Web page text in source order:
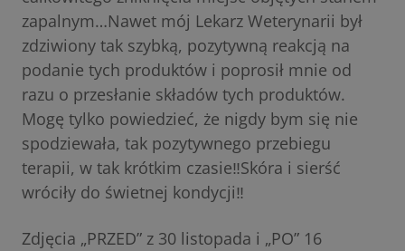
zapalnym…Nawet mój Lekarz Weterynarii był
zdziwiony tak szybką, pozytywną reakcją na
podanie tych produktów i poprosił mnie od
razu o przesłanie składów tych produktów.
Mogę tylko powiedzieć, że nigdy bym się nie
spodziewała, tak pozytywnego przebiegu
terapii, w tak krótkim czasie‼️Skóra i sierść
wróciły do świetnej kondycji‼️
Zdjęcia „PRZED” z 30 listopada i „PO” 16